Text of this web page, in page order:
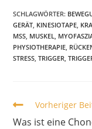
SCHLAGWÖRTER:
GERÄT KINESIOTAPE
MSS MUSKEL
PHYSIOTHERAPIE
STRESS TRIGGER
Vorheriger
Was ist eine